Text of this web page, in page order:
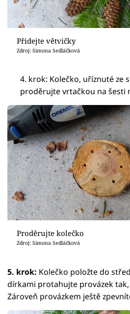
Přidejte větvičky
Zdroj: Simona Sedláčková
4. krok: Kolečko, uříznuté ze
proděrujte vrtačkou na šesti
Proděrujte kolečko
Zdroj: Simona Sedláčková
5. krok: Kolečko položte do
dírkami protahujte provázek tak,
Zároveň provázkem ještě